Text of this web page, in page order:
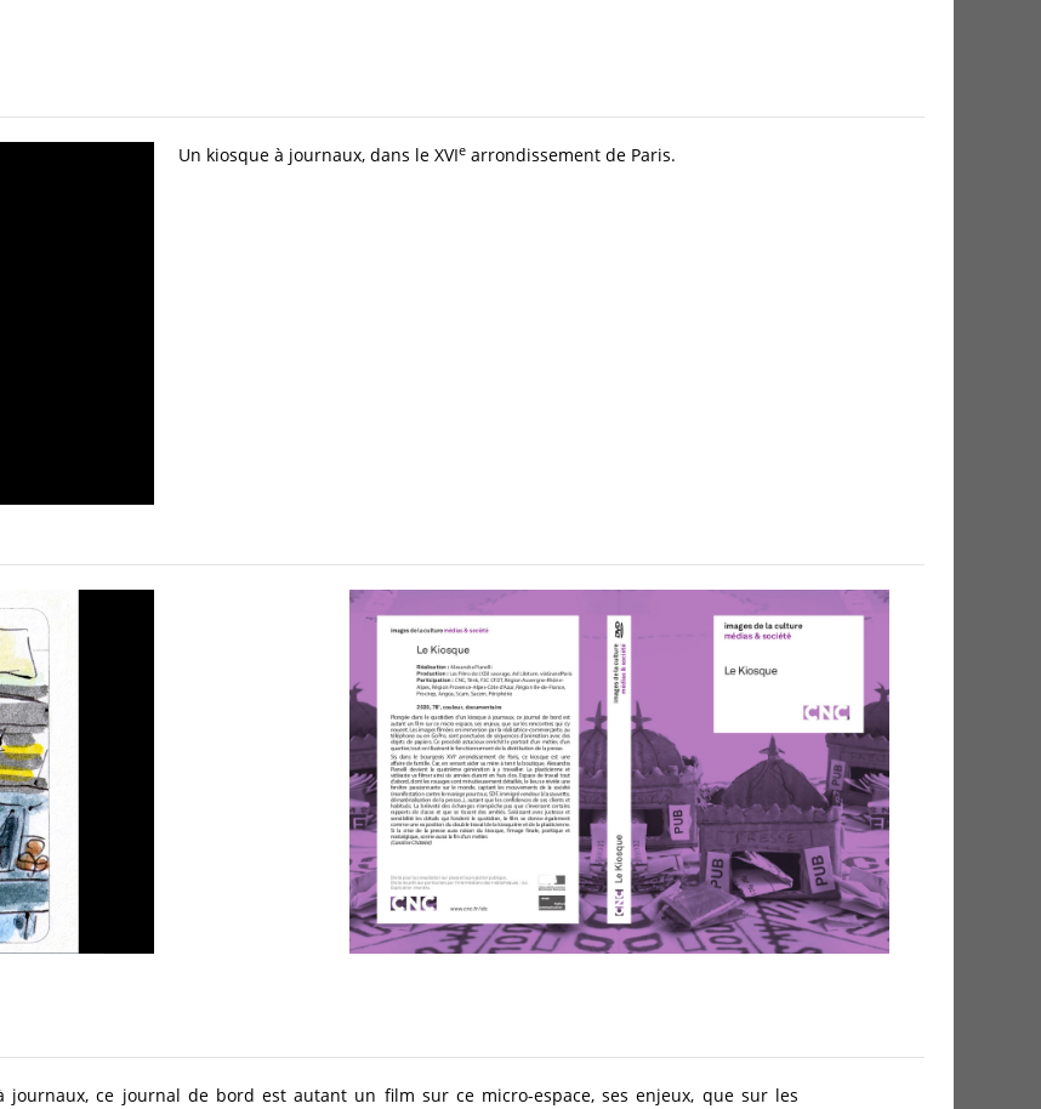
Un kiosque à journaux, dans le XVIe arrondissement de Paris.
journaux, ce journal de bord est autant un film sur ce micro-espace, ses enjeux, que sur les